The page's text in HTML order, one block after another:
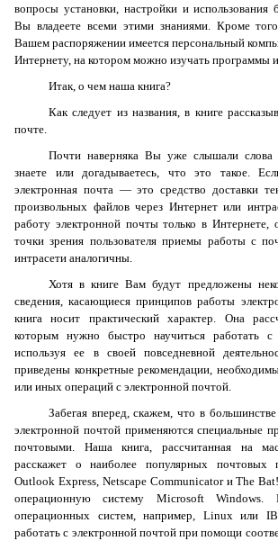
вопросы установки, настройки и использования
Вы владеете всеми этими знаниями. Кроме
Вашем распоряжении имеется персональный
Интернету, на котором можно изучать программы
Итак, о чем наша книга?
Как следует из названия, в книге
почте.
Почти наверняка Вы уже слышали слова
знаете или догадываетесь, что это такое.
электронная почта — это средство доставки
произвольных файлов через Интернет или
работу электронной почты только в Интернете,
точки зрения пользователя приемы работы с
интрасети аналогичны.
Хотя в книге Вам будут предложены
сведения, касающиеся принципов работы
книга носит практический характер. Она
которым нужно быстро научиться работать с
используя ее в своей повседневной
приведены конкретные рекомендации,
или иных операций с электронной почтой.
Забегая вперед, скажем, что в
электронной почтой применяются специальные
почтовыми. Наша книга, рассчитанная на
расскажет о наиболее популярных почтовых
Outlook Express, Netscape Communicator иThe Bat
операционную систему Microsoft Windows.
операционных систем, например, Linux или
работать с электронной почтой при помощи